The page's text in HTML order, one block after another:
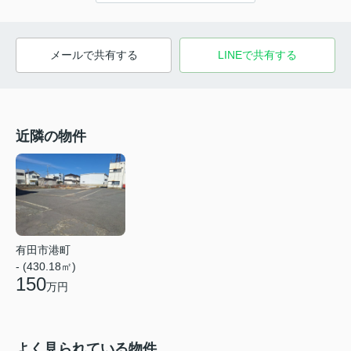
メールで共有する LINEで共有する
近隣の物件
有田市港町
- (430.18㎡)
150万円